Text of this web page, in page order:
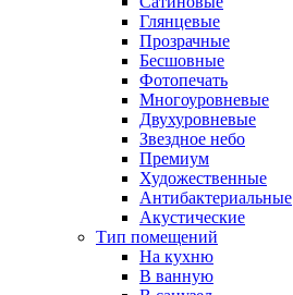
Глянцевые
Прозрачные
Бесшовные
Фотопечать
Многоуровневые
Двухуровневые
Звездное небо
Премиум
Художественные
Антибактериальные
Акустические
Тип помещений
На кухню
В ванную